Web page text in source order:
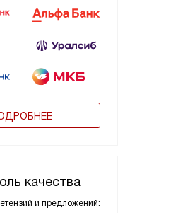
качества
и предложений: